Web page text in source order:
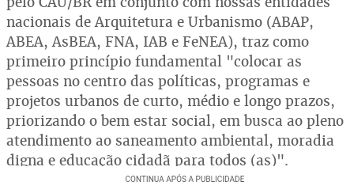
nacionais de Arquitetura e Urbanismo (ABAP,
ABEA, AsBEA, FNA, IAB e FeNEA), traz como
primeiro princípio fundamental "colocar as
pessoas no centro das políticas, programas e
projetos urbanos de curto, médio e longo prazos,
priorizando o bem estar social, em busca ao pleno
atendimento ao saneamento ambiental, moradia
digna e educação cidadã para todos (as)".